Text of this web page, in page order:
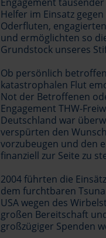
Helfer im Einsatz
Oderfluten,
und ermöglichten so
Grundstock unseres
Ob persönlich
katastrophalen Flut
Not der Betroffenen
Engagement THW-
Deutschland war
verspürten den
vorzubeugen und den
finanziell zur Seite zu
2004 führten die
dem furchtbaren
USA wegen des
großen Bereitschaft
großzügiger Spenden